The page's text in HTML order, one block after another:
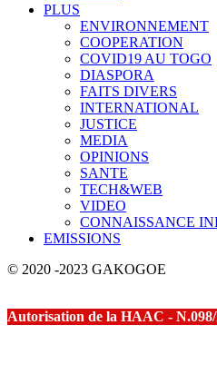
PLUS
ENVIRONNEMENT
COOPERATION
COVID19 AU TOGO
DIASPORA
FAITS DIVERS
INTERNATIONAL
JUSTICE
MEDIA
OPINIONS
SANTE
TECH&WEB
VIDEO
CONNAISSANCE
EMISSIONS
© 2020 -2023 GAKOGOE
Autorisation de la HAAC -